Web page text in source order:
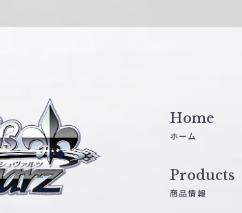
Home
ホーム
Products
商品情報